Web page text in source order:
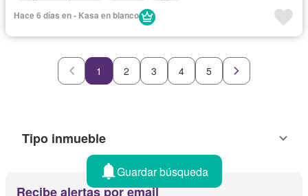
Hace 6 días en - Kasa en blanco
1 2 3 4 5
Tipo inmueble
Recibe alertas por email
Guardar búsqueda